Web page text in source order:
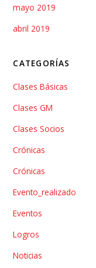
mayo 2019
abril 2019
CATEGORÍAS
Clases Básicas
Clases GM
Clases Socios
Crónicas
Crónicas
Evento_realizado
Eventos
Logros
Noticias